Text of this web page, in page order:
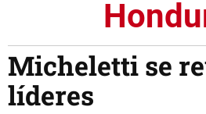
Micheletti se
líderes